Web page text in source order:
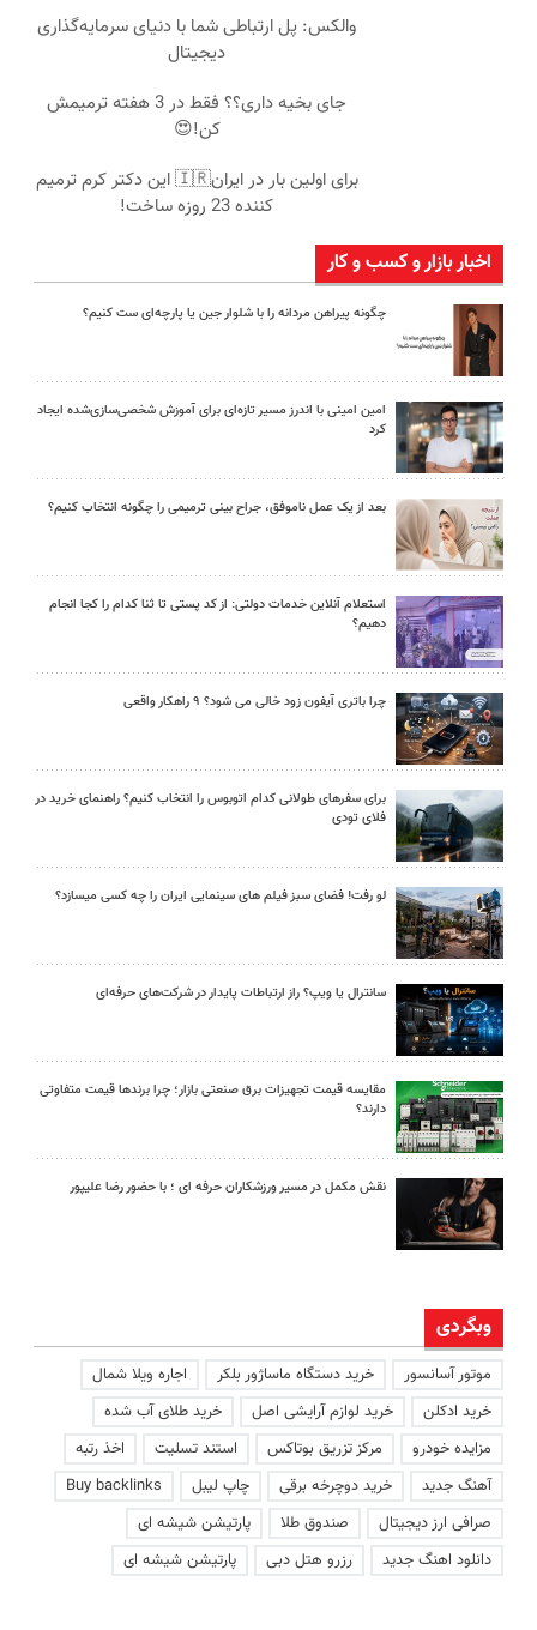
والکس: پل ارتباطی شما با دنیای سرمایه‌گذاری
دیجیتال
جای بخیه داری؟؟ فقط در 3 هفته ترمیمش
کن!😍
برای اولین بار در ایران🇮🇷 این دکتر کرم ترمیم
کننده 23 روزه ساخت!
اخبار بازار و کسب و کار
چگونه پیراهن مردانه را با شلوار جین یا پارچه‌ای ست کنیم؟
امین امینی با اندرز مسیر تازه‌ای برای آموزش شخصی‌سازی‌شده ایجاد
کرد
بعد از یک عمل ناموفق، جراح بینی ترمیمی را چگونه انتخاب کنیم؟
استعلام آنلاین خدمات دولتی: از کد پستی تا ثنا کدام را کجا انجام
دهیم؟
چرا باتری آیفون زود خالی می شود؟ ۹ راهکار واقعی
برای سفرهای طولانی کدام اتوبوس را انتخاب کنیم؟ راهنمای خرید در
فلای تودی
لو رفت! فضای سبز فیلم های سینمایی ایران را چه کسی میسازد؟
سانترال یا ویپ؟ راز ارتباطات پایدار در شرکت‌های حرفه‌ای
مقایسه قیمت تجهیزات برق صنعتی بازار؛ چرا برندها قیمت متفاوتی
دارند؟
نقش مکمل در مسیر ورزشکاران حرفه ای ؛ با حضور رضا علیپور
وبگردی
موتور آسانسور خرید دستگاه ماساژور بلکر
اجاره ویلا شمال
خرید ادکلن
خرید لوازم آرایشی اصل
خرید طلای آب شده
مزایده خودرو
مرکز تزریق بوتاکس استند تسلیت
اخذ رتبه
آهنگ جدید
خرید دوچرخه برقی چاپ لیبل
Buy backlinks
صرافی ارز دیجیتال
صندوق طلا
پارتیشن شیشه ای
دانلود اهنگ جدید
رزرو هتل دبی پارتیشن شیشه ای